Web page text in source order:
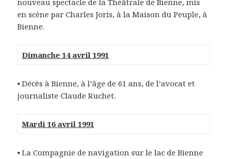
nouveau spectacle de la Théâtrale de Bienne, mis
en scène par Charles Joris, à la Maison du Peuple, à
Bienne.
Dimanche 14 avril 1991
▪ Décès à Bienne, à l’âge de 61 ans, de l’avocat et
journaliste Claude Ruchet.
Mardi 16 avril 1991
▪ La Compagnie de navigation sur le lac de Bienne